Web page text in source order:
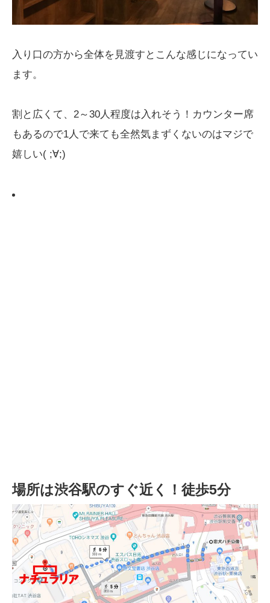
入り口の方から全体を見渡すとこんな感じになってい
ます。
割と広くて、2～30人程度は入れそう！カウンター席
もあるので1人で来ても全然気まずくないのはマジで
嬉しい( ;∀;)
場所は渋谷駅のすぐ近く！徒歩5分